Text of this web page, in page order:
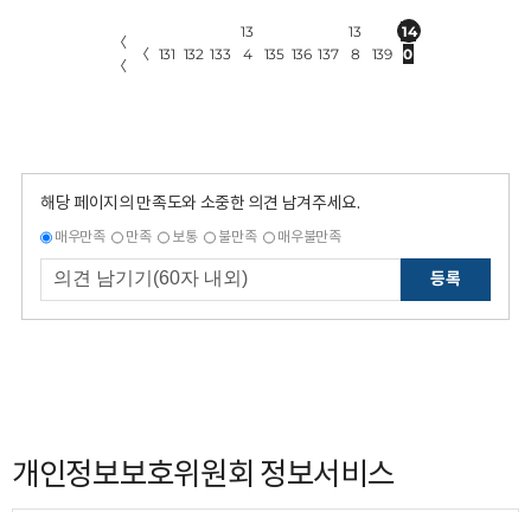
〈
〈
〈 131 132 133
13
4
135 136 137
13
8
139
14
0
해당 페이지의 만족도와 소중한 의견 남겨주세요.
매우만족 만족 보통 불만족 매우불만족
등록
개인정보보호위원회 정보서비스